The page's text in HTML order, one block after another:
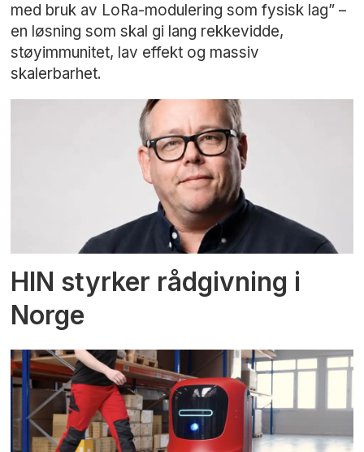
med bruk av LoRa-modulering som fysisk lag” –
en løsning som skal gi lang rekkevidde,
støyimmunitet, lav effekt og massiv
skalerbarhet.
HIN styrker rådgivning i
Norge